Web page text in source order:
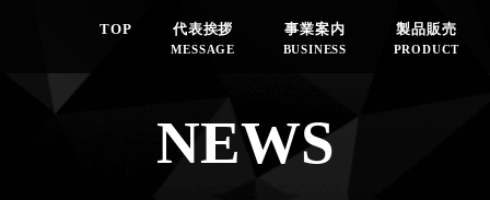
TOP 代表挨拶
MESSAGE
事業案内
BUSINESS
製品販売
PRODUCT
NEWS